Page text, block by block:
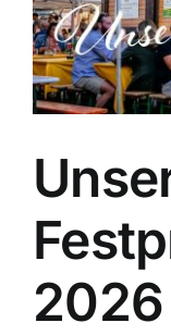
2026